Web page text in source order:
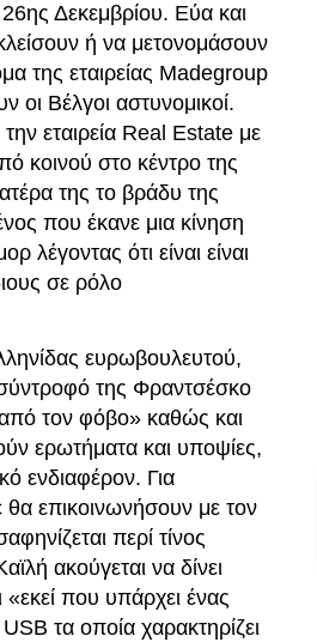
Δεκεμβρίου. Εύα και
ή να μετονομάσουν
της εταιρείας Madegroup
οι Βέλγοι αστυνομικοί.
εταιρεία Real Estate με
κοινού στο κέντρο της
της το βράδυ της
που έκανε μια κίνηση
λέγοντας ότι είναι είναι
σε ρόλο
ευρωβουλευτού,
της Φραντσέσκο
από τον φόβο» καθώς και
ερωτήματα και υποψίες,
ενδιαφέρον. Για
επικοινωνήσουν με τον
περί τίνος
ακούγεται να δίνει
που υπάρχει ένας
τα οποία χαρακτηρίζει